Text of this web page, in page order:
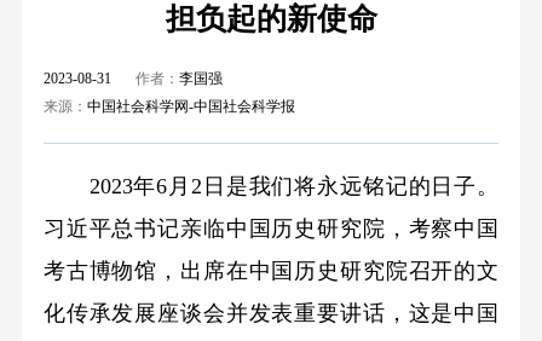
担负起的新使命
2023-08-31 作者： 李国强
来源： 中国社会科学网-中国社会科学报
2023年6月2日是我们将永远铭记的日子。
习近平总书记亲临中国历史研究院，考察中国
考古博物馆，出席在中国历史研究院召开的文
化传承发展座谈会并发表重要讲话，这是中国